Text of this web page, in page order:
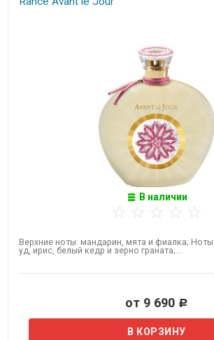
В наличии
Верхние ноты: мандарин, мята и фиалка;
уд, ирис, белый кедр и зерно граната;...
от 9 690 Р